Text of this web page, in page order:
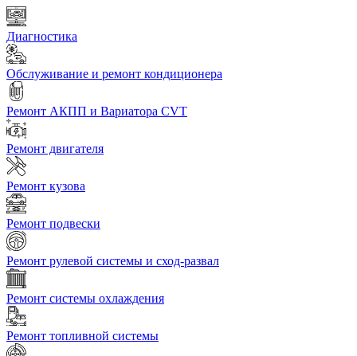
Диагностика
Обслуживание и ремонт кондиционера
Ремонт АКПП и Вариатора CVT
Ремонт двигателя
Ремонт кузова
Ремонт подвески
Ремонт рулевой системы и сход-развал
Ремонт системы охлаждения
Ремонт топливной системы